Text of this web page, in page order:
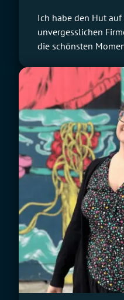
Ich habe den Hut
unvergesslichen
die schönsten